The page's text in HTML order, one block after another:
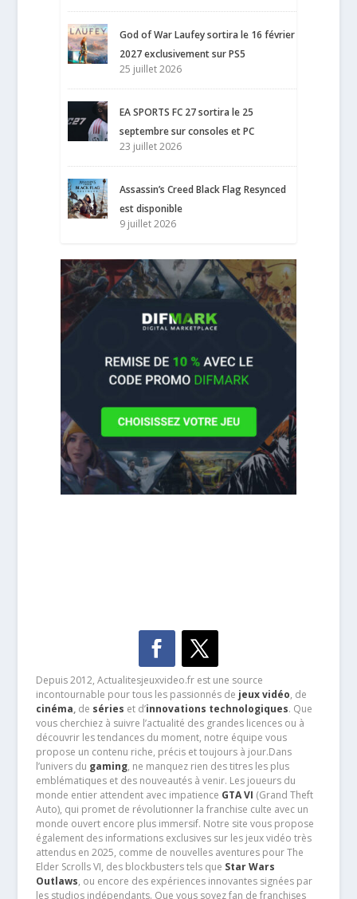
God of War Laufey sortira le 16 février
2027 exclusivement sur PS5
25 juillet 2026
EA SPORTS FC 27 sortira le 25
septembre sur consoles et PC
23 juillet 2026
Assassin’s Creed Black Flag Resynced
est disponible
9 juillet 2026
Depuis 2012, Actualitesjeuxvideo.fr est une source
incontournable pour tous les passionnés de jeux vidéo, de
cinéma,de séries et d’innovations technologiques. Que
vous cherchiez à suivre l’actualité des grandes licences ou à
découvrir les tendances du moment, notre équipe vous
propose un contenu riche, précis et toujours à jour.Dans
l’univers du gaming, ne manquez rien des titres les plus
emblématiques et des nouveautés à venir. Les joueurs du
monde entier attendent avec impatience GTA VI (Grand Theft
Auto), qui promet de révolutionner la franchise culte avec un
monde ouvert encore plus immersif. Notre site vous propose
également des informations exclusives sur les jeux vidéo très
attendus en 2025, comme de nouvelles aventures pour The
Elder Scrolls VI, des blockbusters tels que Star Wars
Outlaws, ou encore des expériences innovantes signées par
les studios indépendants. Que vous soyez fan de franchises